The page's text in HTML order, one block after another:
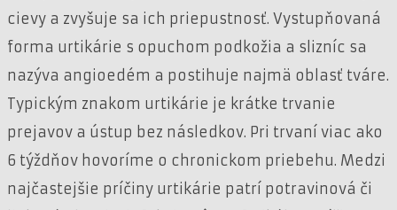
cievy a zvyšuje sa ich priepustnosť. Vystupňovaná
forma urtikárie s opuchom podkožia a slizníc sa
nazýva angioedém a postihuje najmä oblasť tváre.
Typickým znakom urtikárie je krátke trvanie
prejavov a ústup bez následkov. Pri trvaní viac ako
6 týždňov hovoríme o chronickom priebehu. Medzi
najčastejšie príčiny urtikárie patrí potravinová či